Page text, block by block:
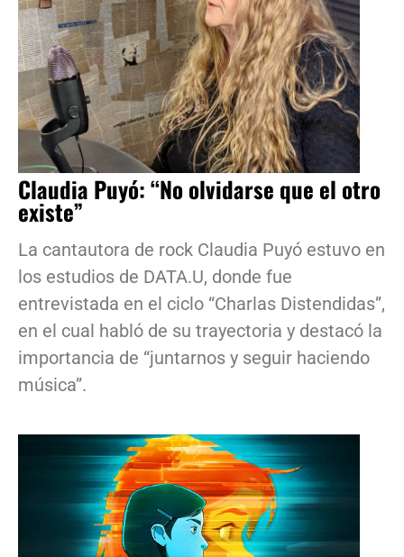
Claudia Puyó: “No olvidarse que el otro
existe”
La cantautora de rock Claudia Puyó estuvo en
los estudios de DATA.U, donde fue
entrevistada en el ciclo “Charlas Distendidas”,
en el cual habló de su trayectoria y destacó la
importancia de “juntarnos y seguir haciendo
música”.